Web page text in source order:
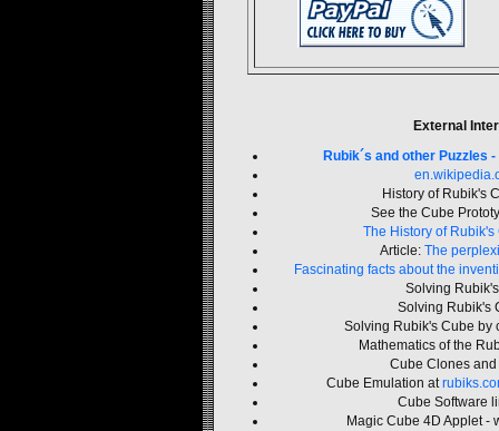
External
Rubik´s and other Puzzles
History of Rubik's
See the Cube
The History of
Article: The
Fascinating facts about the
Solving
Solving Rubik's
Solving Rubik's Cube by
Mathematics of the
Cube Clones
Cube Emulation at
Cube Software
Magic Cube 4D Applet -